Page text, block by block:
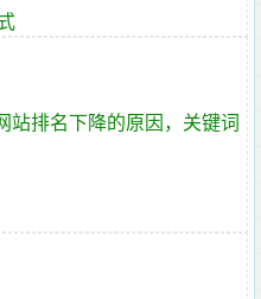
站排名下降的原因，关键词